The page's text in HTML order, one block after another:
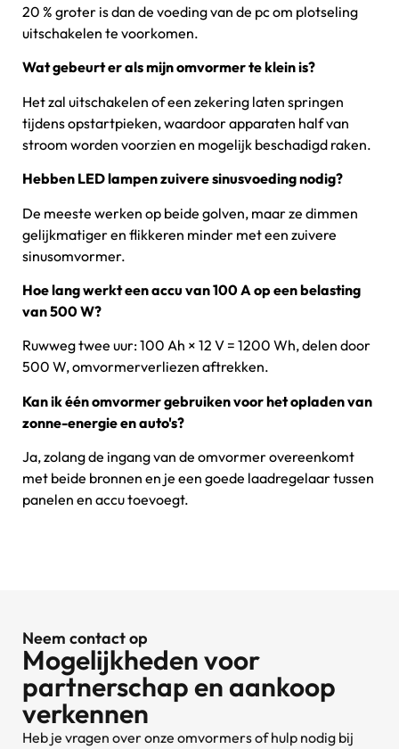
20 % groter is dan de voeding van de pc om plotseling
uitschakelen te voorkomen.
Wat gebeurt er als mijn omvormer te klein is?
Het zal uitschakelen of een zekering laten springen
tijdens opstartpieken, waardoor apparaten half van
stroom worden voorzien en mogelijk beschadigd raken.
Hebben LED lampen zuivere sinusvoeding nodig?
De meeste werken op beide golven, maar ze dimmen
gelijkmatiger en flikkeren minder met een zuivere
sinusomvormer.
Hoe lang werkt een accu van 100 A op een belasting
van 500 W?
Ruwweg twee uur: 100 Ah × 12 V = 1200 Wh, delen door
500 W, omvormerverliezen aftrekken.
Kan ik één omvormer gebruiken voor het opladen van
zonne-energie en auto's?
Ja, zolang de ingang van de omvormer overeenkomt
met beide bronnen en je een goede laadregelaar tussen
panelen en accu toevoegt.
Neem contact op
Mogelijkheden voor
partnerschap en aankoop
verkennen
Heb je vragen over onze omvormers of hulp nodig bij